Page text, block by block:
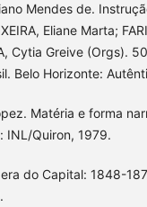
Mendes de.
Eliane Marta;
Cytia Greive (Orgs).
Belo Horizonte:
Matéria e forma
INL/Quiron, 1979.
era do Capital: 1848-